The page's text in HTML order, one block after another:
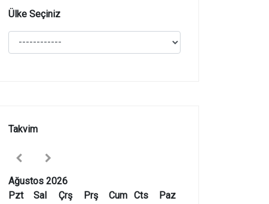
Ülke Seçiniz
Takvim
Ağustos 2026
Pzt
Sal Çrş Prş Cum Cts
Paz